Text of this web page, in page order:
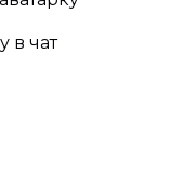
в чат